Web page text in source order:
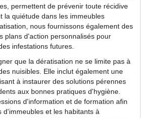
permettent de prévenir toute récidive
la quiétude dans les immeubles
nous fournissons également des
plans d'action personnalisés pour
infestations futures.
que la dératisation ne se limite pas à
nuisibles. Elle inclut également une
à instaurer des solutions pérennes
aux bonnes pratiques d'hygiène.
d'information et de formation afin
d'immeubles et les habitants à